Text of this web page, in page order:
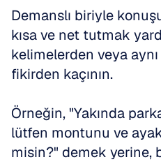
Demanslı biriyle
kısa ve net tutmak
kelimelerden veya
fikirden kaçının.
Örneğin, "Yakında
lütfen montunu ve
misin?" demek yerine,